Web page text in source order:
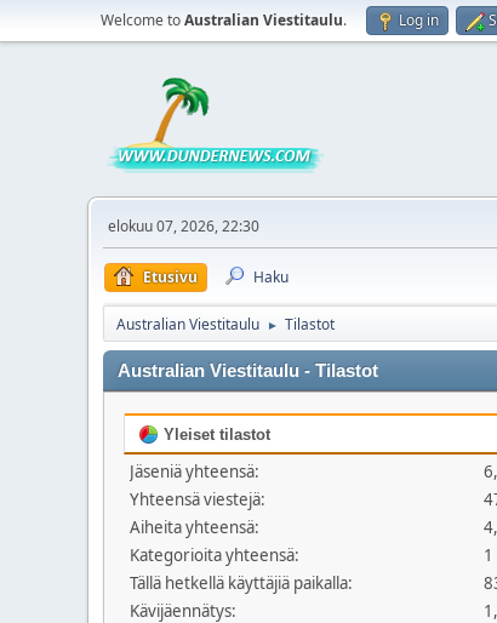
Welcome toAustralian Viestitaulu. Log in
elokuu 07, 2026, 22:30
Etusivu Haku
Australian Viestitaulu ► Tilastot
Australian Viestitaulu - Tilastot
Yleiset tilastot
Jäseniä yhteensä:
Yhteensä viestejä:
Aiheita yhteensä:
Kategorioita yhteensä:
1
Tällä hetkellä käyttäjiä paikalla:
Kävijäennätys: